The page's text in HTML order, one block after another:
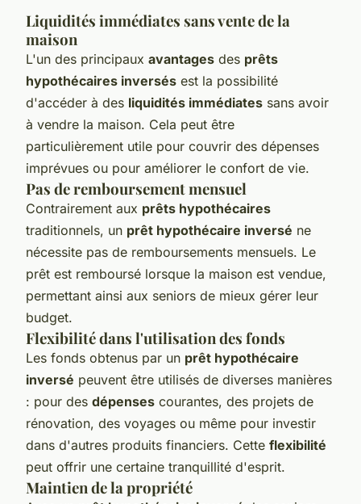
Liquidités immédiates sans vente de la
maison
L'un des principaux avantages des prêts
hypothécaires inversés est la possibilité
d'accéder à des liquidités immédiates sans avoir
à vendre la maison. Cela peut être
particulièrement utile pour couvrir des dépenses
imprévues ou pour améliorer le confort de vie.
Pas de remboursement mensuel
Contrairement aux prêts hypothécaires
traditionnels, un prêt hypothécaire inversé ne
nécessite pas de remboursements mensuels. Le
prêt est remboursé lorsque la maison est vendue,
permettant ainsi aux seniors de mieux gérer leur
budget.
Flexibilité dans l'utilisation des fonds
Les fonds obtenus par un prêt hypothécaire
inversé peuvent être utilisés de diverses manières
: pour des dépenses courantes, des projets de
rénovation, des voyages ou même pour investir
dans d'autres produits financiers. Cette flexibilité
peut offrir une certaine tranquillité d'esprit.
Maintien de la propriété